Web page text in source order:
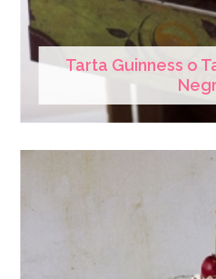
Tarta Guinness o